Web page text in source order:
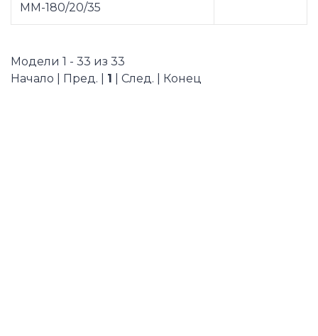
ММ-180/20/35
Модели 1 - 33 из 33
Начало | Пред. | 1 | След. | Конец